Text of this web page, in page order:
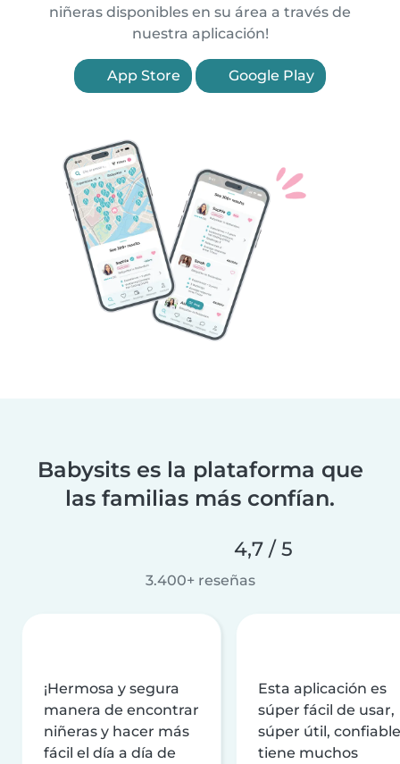
niñeras disponibles en su área a través de
nuestra aplicación!
App Store Google Play
Babysits es la plataforma que
las familias más confían.
4,7 / 5
3.400+ reseñas
¡Hermosa y segura
manera de encontrar
niñeras y hacer más
fácil el día a día de
Esta aplicación es
súper fácil de usar,
súper útil,
tiene muchos